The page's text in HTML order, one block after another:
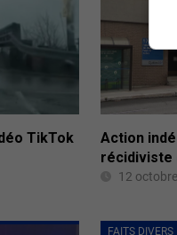
TikTok
Action
récidiviste
12
FAITS DIVERS